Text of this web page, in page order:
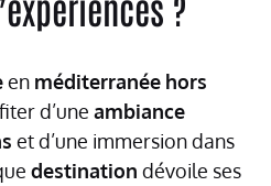
en méditerranée hors
d’une ambiance
et d’une immersion dans
destination dévoile ses